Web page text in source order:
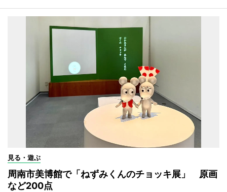
見る・遊ぶ
周南市美博館で「ねずみくんのチョッキ展」 原画
など200点